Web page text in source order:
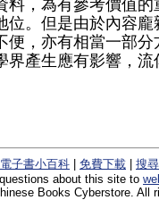
料，為有參考價值
位。但是由於內容
便，亦有相當一部
界產生應有影響，
電子書小百科 免費下載
搜
about this site to
Books Cyberstore. All